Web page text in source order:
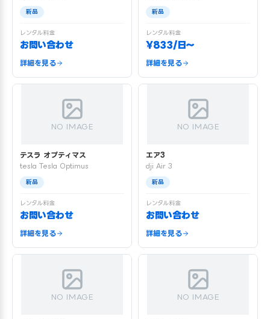
新品
レンタル料金
お問い合わせ
詳細を見る
新品
レンタル料金
¥833/日〜
詳細を見る
NO IMAGE
テスラ オプティマス
tesla Tesla Optimus
新品
レンタル料金
お問い合わせ
詳細を見る
NO IMAGE
エア3
dji Air 3
新品
レンタル料金
お問い合わせ
詳細を見る
NO IMAGE NO IMAGE